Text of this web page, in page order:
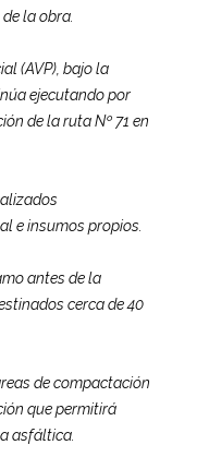
la obra.
(AVP), bajo la
ejecutando por
de la ruta Nº 71 en
e insumos propios.
antes de la
cerca de 40
de compactación
que permitirá
asfáltica.